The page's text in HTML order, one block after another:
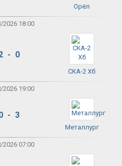
Орёл
2026 18:00
- 0
СКА-2 Хб
2026 19:00
- 3
Металлург
2026 07:00